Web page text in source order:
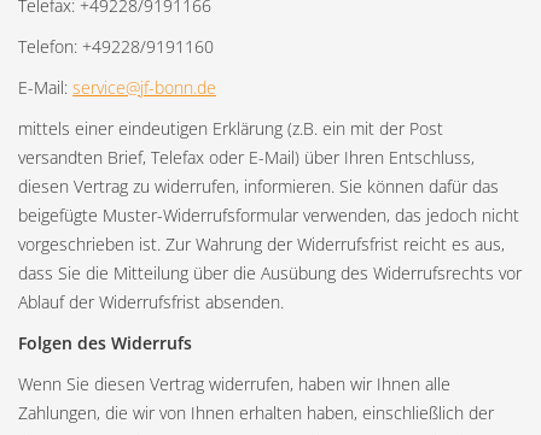
Telefax: +49228/9191166
Telefon: +49228/9191160
E-Mail: service@jf-bonn.de
mittels einer eindeutigen Erklärung (z.B. ein mit der Post
versandten Brief, Telefax oder E-Mail) über Ihren Entschluss,
diesen Vertrag zu widerrufen, informieren. Sie können dafür das
beigefügte Muster-Widerrufsformular verwenden, das jedoch nicht
vorgeschrieben ist. Zur Wahrung der Widerrufsfrist reicht es aus,
dass Sie die Mitteilung über die Ausübung des Widerrufsrechts vor
Ablauf der Widerrufsfrist absenden.
Folgen des Widerrufs
Wenn Sie diesen Vertrag widerrufen, haben wir Ihnen alle
Zahlungen, die wir von Ihnen erhalten haben, einschließlich der